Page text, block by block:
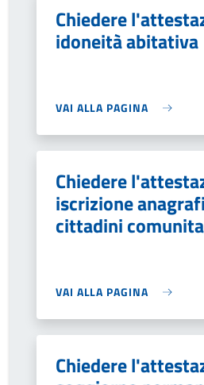
Chiedere
idoneità abitativa
VAI ALLA PAGINA
Chiedere
iscrizione
cittadini
VAI ALLA PAGINA
Chiedere